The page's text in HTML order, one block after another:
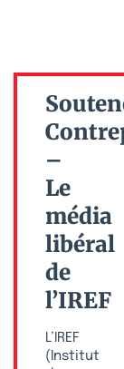
–
Le
média
libéral
de
l’IREF
L’IREF
(Institut